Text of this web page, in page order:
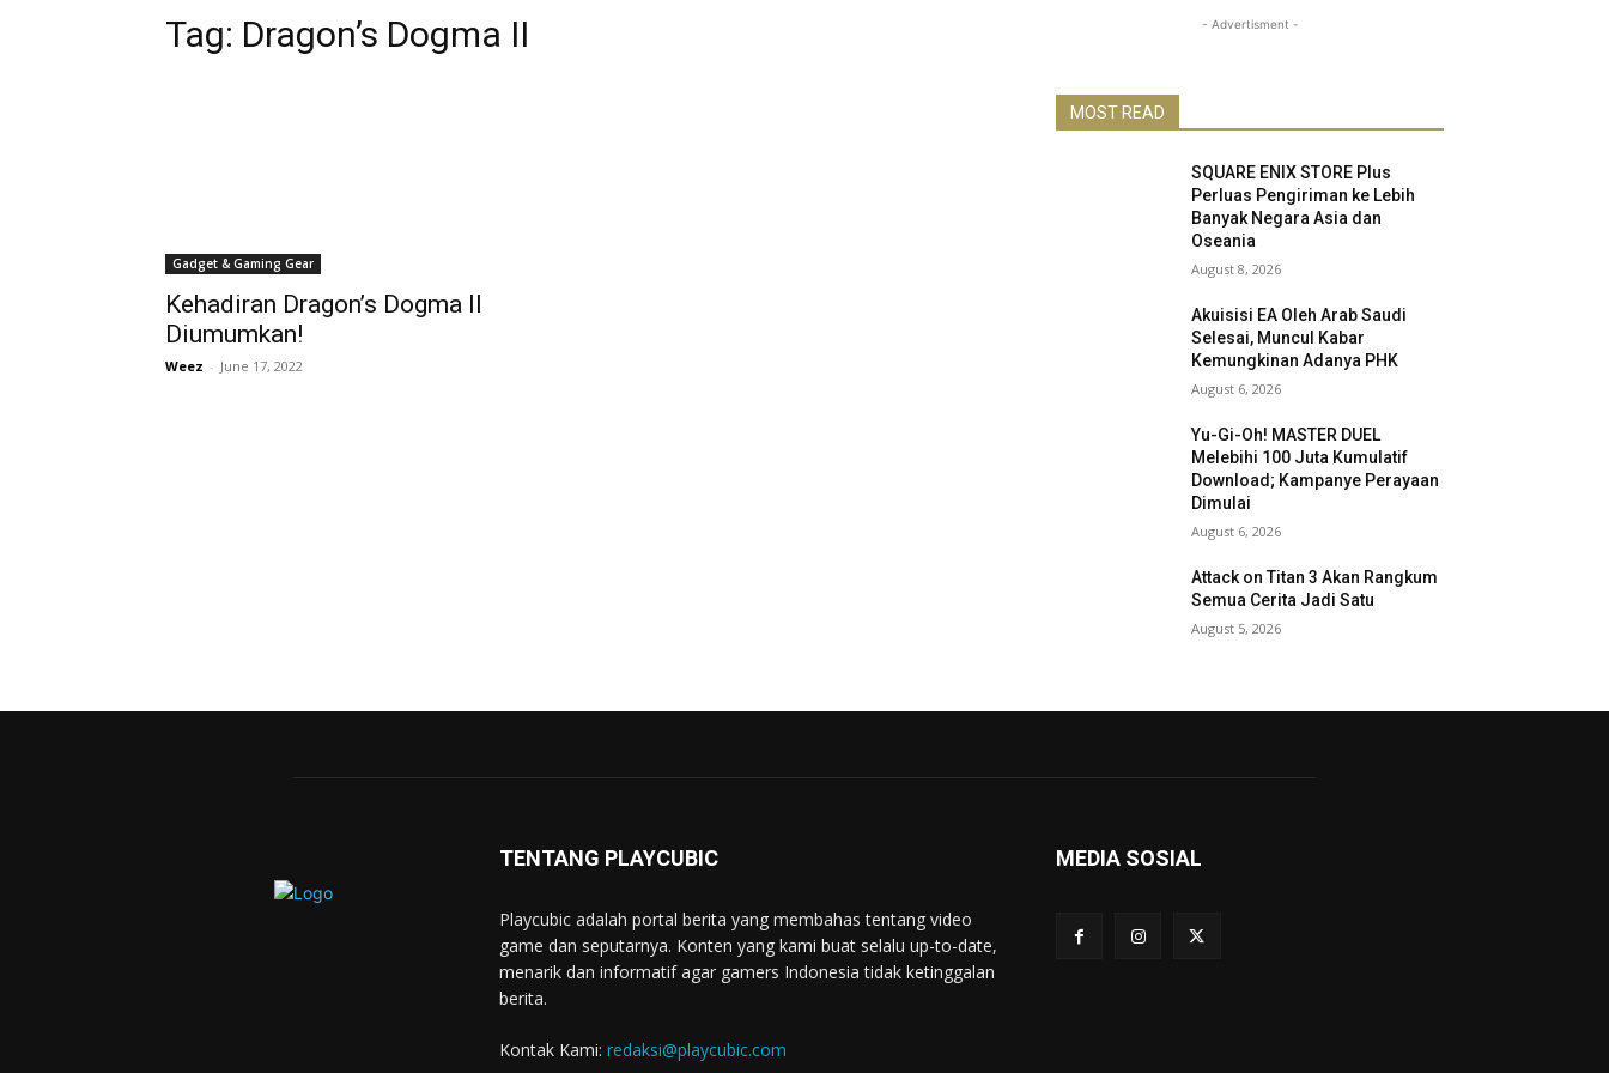
Tag: Dragon’s Dogma II
Gadget & Gaming Gear
Kehadiran Dragon’s Dogma II
Diumumkan!
Weez - June 17, 2022
- Advertisment -
MOST READ
SQUARE ENIX STORE Plus
Perluas Pengiriman ke Lebih
Banyak Negara Asia dan
Oseania
August 8, 2026
Akuisisi EA Oleh Arab Saudi
Selesai, Muncul Kabar
Kemungkinan Adanya PHK
August 6, 2026
Yu-Gi-Oh! MASTER DUEL
Melebihi 100 Juta Kumulatif
Download; Kampanye Perayaan
Dimulai
August 6, 2026
Attack on Titan 3 Akan Rangkum
Semua Cerita Jadi Satu
August 5, 2026
TENTANG PLAYCUBIC
Playcubic adalah portal berita yang membahas tentang video
game dan seputarnya. Konten yang kami buat selalu up-to-date,
menarik dan informatif agar gamers Indonesia tidak ketinggalan
berita.
Kontak Kami: redaksi@playcubic.com
MEDIA SOSIAL